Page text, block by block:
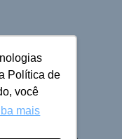
Política de
você
mais